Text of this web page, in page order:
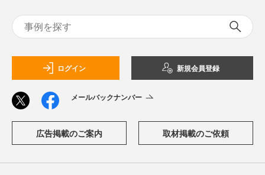
ログイン 新規会員登録
メールバックナンバー
広告掲載のご案内 取材掲載のご依頼